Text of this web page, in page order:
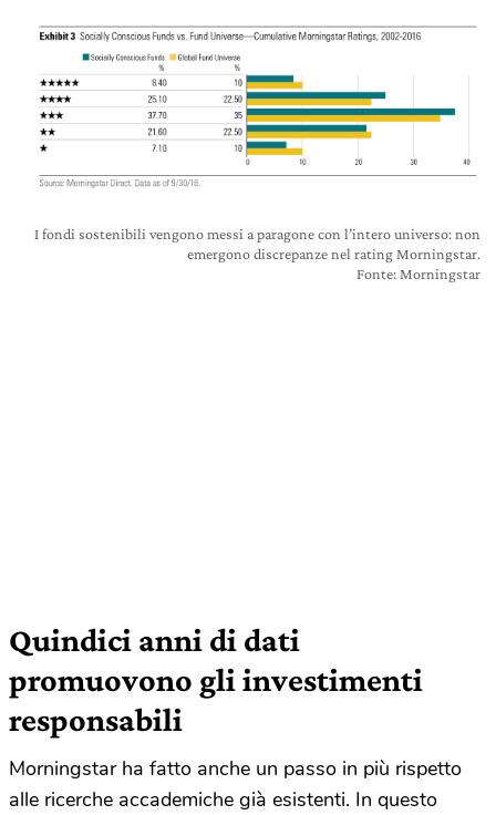
I fondi sostenibili vengono messi a paragone con l’intero universo: non
emergono discrepanze nel rating Morningstar.
Fonte: Morningstar
Quindici anni di dati
promuovono gli investimenti
responsabili
Morningstar ha fatto anche un passo in più rispetto
alle ricerche accademiche già esistenti. In questo